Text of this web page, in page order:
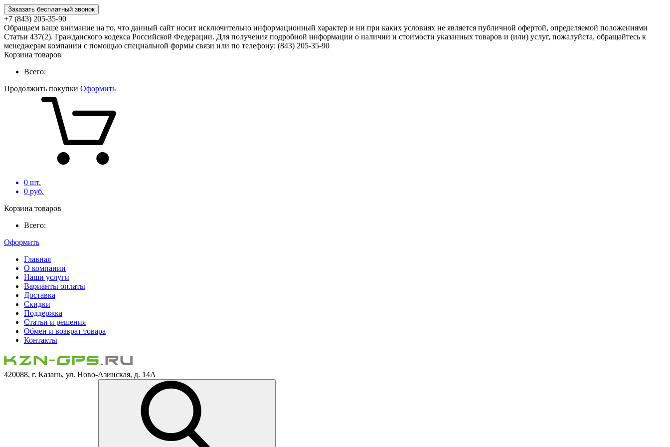
Заказать бесплатный звонок
+7 (843) 205-35-90
Обращаем ваше внимание на то, что данный сайт носит исключительно информационный характер и ни при каких условиях не является публичной офертой, определяемой положениями
Статьи 437(2). Гражданского кодекса Российской Федерации. Для получения подробной информации о наличии и стоимости указанных товаров и (или) услуг, пожалуйста, обращайтесь к
менеджерам компании с помощью специальной формы связи или по телефону: (843) 205-35-90
Корзина товаров
Всего:
Продолжить покупки Оформить
0 шт.
0 руб.
Корзина товаров
Всего:
Оформить
Главная
О компании
Наши услуги
Варианты оплаты
Доставка
Скидки
Поддержка
Статьи и решения
Обмен и возврат товара
Контакты
420088, г. Казань, ул. Ново-Азинская, д. 14А